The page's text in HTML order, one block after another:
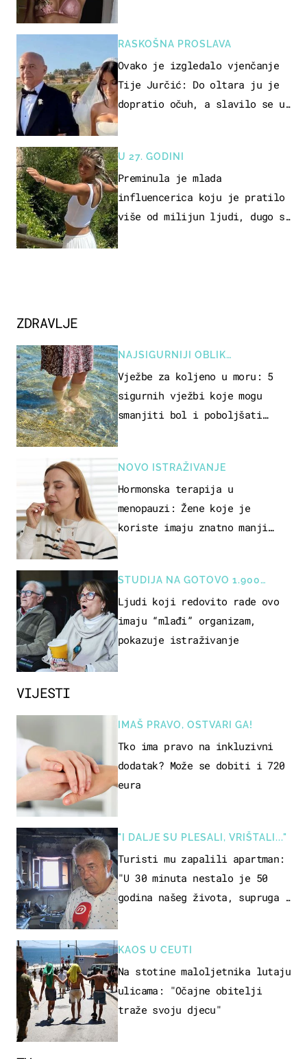
VIJESTI
IMAŠ PRAVO, OSTVARI GA!
Tko ima pravo na inkluzivni
dodatak? Može se dobiti i 720
eura
"I DALJE SU PLESALI, VRIŠTALI..."
Turisti mu zapalili apartman:
"U 30 minuta nestalo je 50
godina našeg života, supruga i
KAOS U CEUTI
Na stotine maloljetnika lutaju
ulicama: "Očajne obitelji
traže svoju djecu"
RASKOŠNA PROSLAVA
Ovako je izgledalo vjenčanje
Tije Jurčić: Do oltara ju je
dopratio očuh, a slavilo se uz
U 27. GODINI
Preminula je mlada
influencerica koju je pratilo
više od milijun ljudi, dugo se
ZDRAVLJE
NAJSIGURNIJI OBLIK
REKREACIJE
Vježbe za koljeno u moru: 5
sigurnih vježbi koje mogu
smanjiti bol i poboljšati
NOVO ISTRAŽIVANJE
Hormonska terapija u
menopauzi: Žene koje je
koriste imaju znatno manji
STUDIJA NA GOTOVO 1.900
OSOBA
Ljudi koji redovito rade ovo
imaju “mlađi” organizam,
pokazuje istraživanje